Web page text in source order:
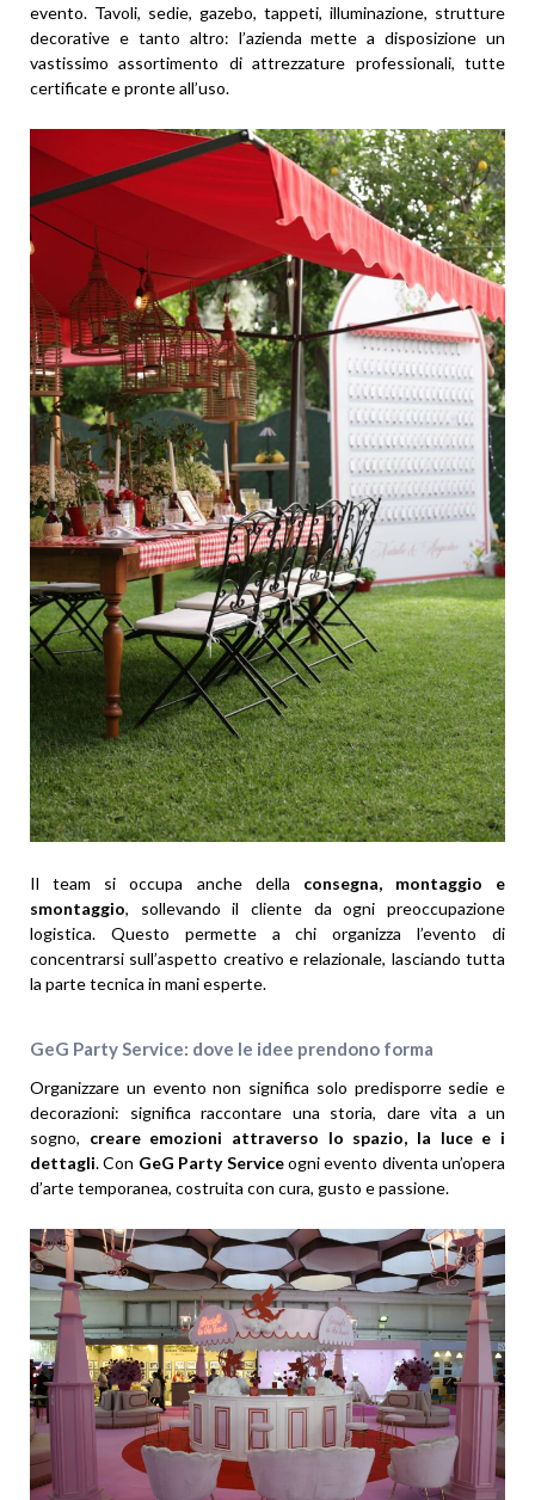
evento. Tavoli, sedie, gazebo, tappeti, illuminazione, strutture
decorative e tanto altro: l’azienda mette a disposizione un
vastissimo assortimento di attrezzature professionali, tutte
certificate e pronte all’uso.
Il team si occupa anche della consegna, montaggio e
smontaggio, sollevando il cliente da ogni preoccupazione
logistica. Questo permette a chi organizza l’evento di
concentrarsi sull’aspetto creativo e relazionale, lasciando tutta
la parte tecnica in mani esperte.
GeG Party Service: dove le idee prendono forma
Organizzare un evento non significa solo predisporre sedie e
decorazioni: significa raccontare una storia, dare vita a un
sogno, creare emozioni attraverso lo spazio, la luce e i
dettagli. Con GeG Party Serviceogni evento diventa un’opera
d’arte temporanea, costruita con cura, gusto e passione.